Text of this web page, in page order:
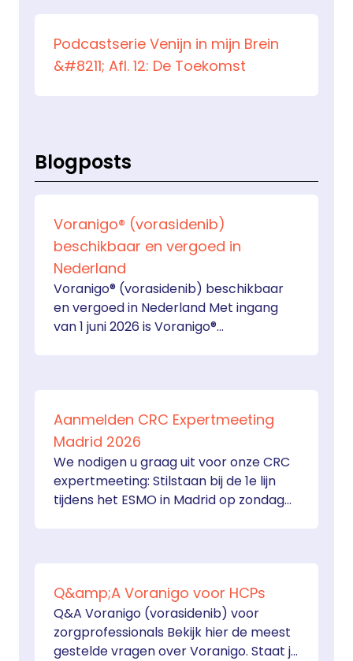
Podcastserie Venijn in mijn Brein
&#8211; Afl. 12: De Toekomst
Blogposts
Voranigo® (vorasidenib)
beschikbaar en vergoed in
Nederland
Voranigo® (vorasidenib) beschikbaar
en vergoed in Nederland Met ingang
van 1 juni 2026 is Voranigo®
overwegend niet-aankleurend graad 2
astrocytoom of oligodendroglioom met
een IDH1-R132-mutatie of IDH2-R172-
mutatie bij volwassen en adolescente
patiënten van 12 jaar … Continued
Aanmelden CRC Expertmeeting
Madrid 2026
We nodigen u graag uit voor onze CRC
expertmeeting: Stilstaan bij de 1e lijn
tijdens het ESMO in Madrid op zondag
ontvangt na aanmelding een
bevestiging per … Continued
Q&amp;A Voranigo voor HCPs
Q&A Voranigo (vorasidenib) voor
zorgprofessionals Bekijk hier de meest
gestelde vragen over Voranigo. Staat je